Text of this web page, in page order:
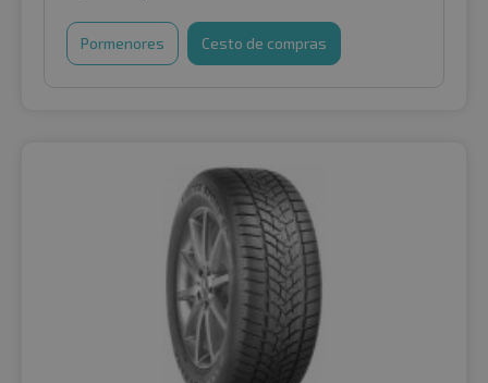
Pormenores Cesto de compras